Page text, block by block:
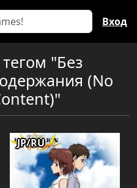
Вход
"Без
(No
JP/RU